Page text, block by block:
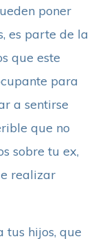
poner
es parte de la
que este
para
a sentirse
que no
sobre tu ex,
realizar
tus hijos, que